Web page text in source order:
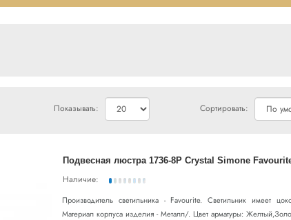
Сортировать:
Показывать:
Подвесная люстра 1736-8P Crystal Simone
Наличие:
Производитель светильника - Favourite. Светильник имеет
Материал корпуса изделия - Металл/. Цвет арматуры: